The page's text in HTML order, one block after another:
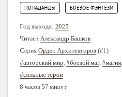
ПОПАДАНЦЫ БОЕВОЕ ФЭНТЕЗИ
Год выхода: 2025
Читает Александр Башков
Серия Орден Архитекторов (#1)
#авторский мир #боевой маг, #магия
#сильные герои
8 часов 57 минут